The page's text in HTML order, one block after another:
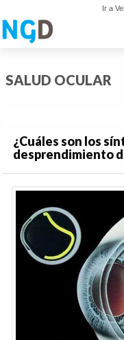
Ir a
SALUD OCULAR
¿Cuáles son los
desprendimiento